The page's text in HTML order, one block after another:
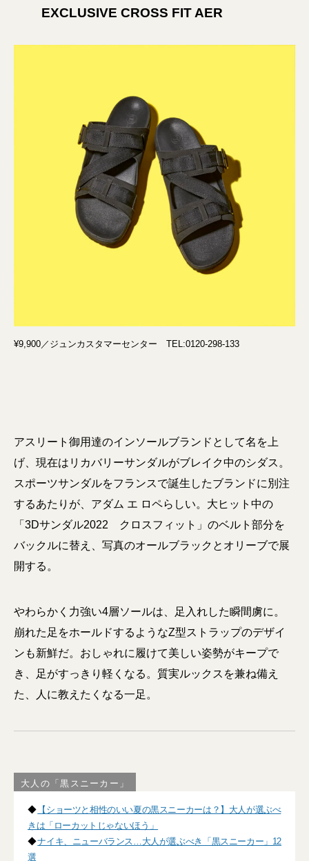
EXCLUSIVE CROSS FIT AER
¥9,900／ジュンカスタマーセンター TEL:0120-298-133
アスリート御用達のインソールブランドとして名を上
げ、現在はリカバリーサンダルがブレイク中のシダス。
スポーツサンダルをフランスで誕生したブランドに別注
するあたりが、アダム エ ロペらしい。大ヒット中の
「3Dサンダル2022 クロスフィット」のベルト部分を
バックルに替え、写真のオールブラックとオリーブで展
開する。
やわらかく力強い4層ソールは、足入れした瞬間虜に。
崩れた足をホールドするようなZ型ストラップのデザイ
ンも新鮮だ。おしゃれに履けて美しい姿勢がキープで
き、足がすっきり軽くなる。質実ルックスを兼ね備え
た、人に教えたくなる一足。
大人の「黒スニーカー」
◆ 【ショーツと相性のいい夏の黒スニーカーは？】大人が選ぶべ
きは「ローカットじゃないほう」
◆ナイキ、ニューバランス…大人が選ぶべき「黒スニーカー」12
選